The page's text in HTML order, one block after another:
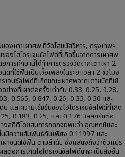
องเตาเผาศพ ที่วัดโสมนัสวิหาร, กรุงเทพฯ
องไฮโดรเจนซัลไฟด์ที่เกิดขึ้นจากการเผาศพ
การศึกษานี้ได้ทำการตรวจวัดจากเตาเผา 2
ที่ใช้ฟืนเป็นเชื้อเพลิงในระยะเวลา 2 ชั่วโมง
เจนซัลไฟด์ที่เกิดขณะเผาศพจากเตาชนิดที่ใช้
ย่างที่เผาต่อครั้งเท่ากับ 0.33, 0.25, 0.28,
0.565, 0.847, 0.26, 0.33, 0.30 และ
และความเข้มข้นของไฮโดรเจนซัลไฟด์ที่เกิด
0.183, 0.25, และ 0.176 มิลลิกรัมต่อ
างสถิติโดยสมการถดถอยพบว่า อุณหภูมิและ
นมีความสัมพันธ์กันเพียง 0.11997 และ
ผาชนิดใช้ฟืน ตามลำดับ ซึ่งแสดงถึงว่าตัวแปร
อการเกิดไฮโดรเจนซัลไฟด์น่าจะเป็นสิ่งอื่น